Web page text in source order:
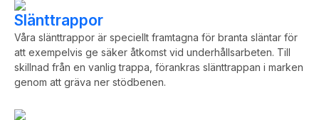
Slänttrappor
Våra slänttrappor är speciellt framtagna för branta släntar för
att exempelvis ge säker åtkomst vid underhållsarbeten. Till
skillnad från en vanlig trappa, förankras slänttrappan i marken
genom att gräva ner stödbenen.